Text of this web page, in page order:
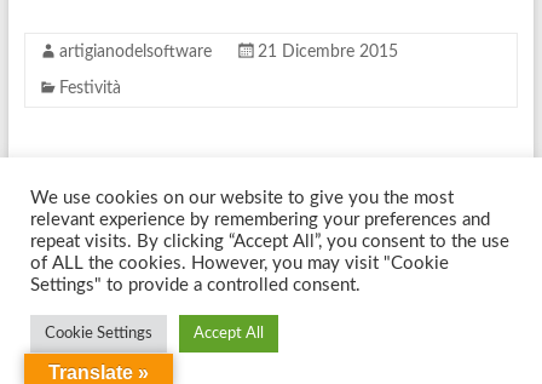
artigianodelsoftware 21 Dicembre 2015
Festività
Un piccolo riassunto del 2015→
Copyright © 2026 Artigiano Del Software
Spacious
di ThemeGrill. Sviluppato da:
We use cookies on our website to give you the most
relevant experience by remembering your preferences and
repeat visits. By clicking “Accept All”, you consent to the use
of ALL the cookies. However, you may visit "Cookie
Settings" to provide a controlled consent.
Cookie Settings Accept All
Translate »